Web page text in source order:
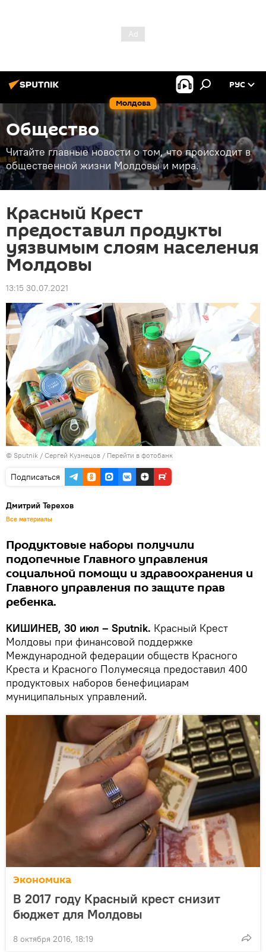
Молдова
РУС
Общество
Читайте главные новости о том, что происходит в
общественной жизни Молдовы и мира.
Красный Крест
предоставил продукты
уязвимым слоям населения
Молдовы
13:15 30.07.2021
© Sputnik / Сергей Кузнецов / Перейти в фотобанк
Подписаться
Дмитрий Терехов
Все материалы
Продуктовые наборы получили
подопечные Главного управления
социальной помощи и здравоохранения и
Главного управления по защите прав
ребенка.
КИШИНЕВ, 30 июл – Sputnik. Красный Крест
Молдовы при финансовой поддержке
Международной федерации обществ Красного
Креста и Красного Полумесяца предоставил 400
продуктовых наборов бенефициарам
муниципальных управлений.
Экономика
В 2017 году Красный крест снизит
бюджет для Молдовы
8 октября 2016, 18:19